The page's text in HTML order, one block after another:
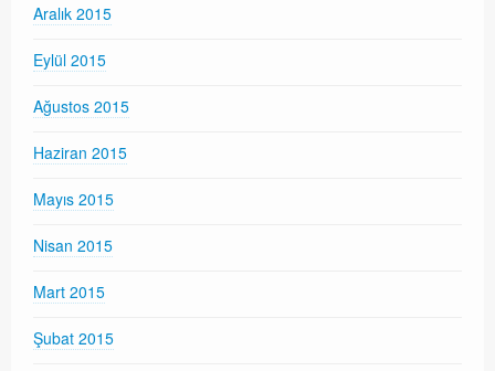
Aralık 2015
Eylül 2015
Ağustos 2015
Haziran 2015
Mayıs 2015
Nisan 2015
Mart 2015
Şubat 2015